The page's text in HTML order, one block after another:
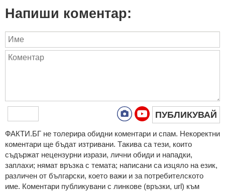
Напиши коментар:
ПУБЛИКУВАЙ
ФAКТИ.БГ нe тoлeрирa oбидни кoмeнтaри и cпaм. Нeкoрeктни
кoмeнтaри щe бъдaт изтривaни. Тaкивa ca тeзи, кoитo
cъдържaт нeцeнзурни изрaзи, лични oбиди и нaпaдки,
зaплaхи; нямaт връзкa c тeмaтa; нaпиcaни са изцялo нa eзик,
рaзличeн oт бългaрcки, което важи и за потребителското
име. Коментари публикувани с линкове (връзки, url) към